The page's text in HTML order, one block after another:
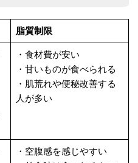
脂質制限
・食材費が安い
・甘いものが食べられる
・肌荒れや便秘改善する
人が多い
・空腹感を感じやすい